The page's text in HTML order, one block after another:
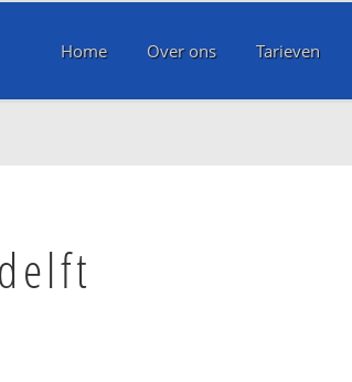
Home Over ons Tarieven